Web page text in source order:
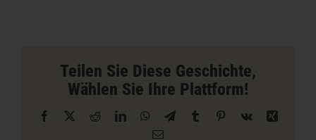
Shasta
Lake
Teilen Sie Diese Geschichte,
Wählen Sie Ihre Plattform!
Facebook RedditLinkedInWhatsAppTelegramm
Tumblr Pinterest
Vk
Xing
E-